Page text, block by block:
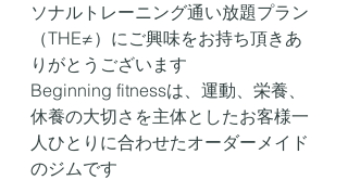
ソナルトレーニング通い放題プラン
（THE≠）にご興味をお持ち頂きあ
りがとうございます
Beginning fitnessは、運動、栄養、
休養の大切さを主体としたお客様一
人ひとりに合わせたオーダーメイド
のジムです